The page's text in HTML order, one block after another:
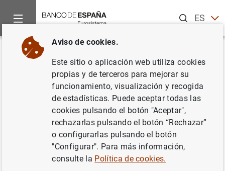
ESEN
Inicio Noticias y eventos
Volver
José Luis Escrivá. XVI
Encuentro Financiero
Evento mixto (presencial con retransmisión en directo)
Espacio El Beatriz Madrid
Aviso de cookies.
Este sitio o aplicación web utiliza cookies
propias y de terceros para mejorar su
funcionamiento, visualización y recogida
de estadísticas. Puede aceptar todas las
cookies pulsando el botón "Aceptar",
rechazarlas pulsando el botón “Rechazar”
o configurarlas pulsando el botón
"Configurar". Para más información,
consulte la Política de cookies.